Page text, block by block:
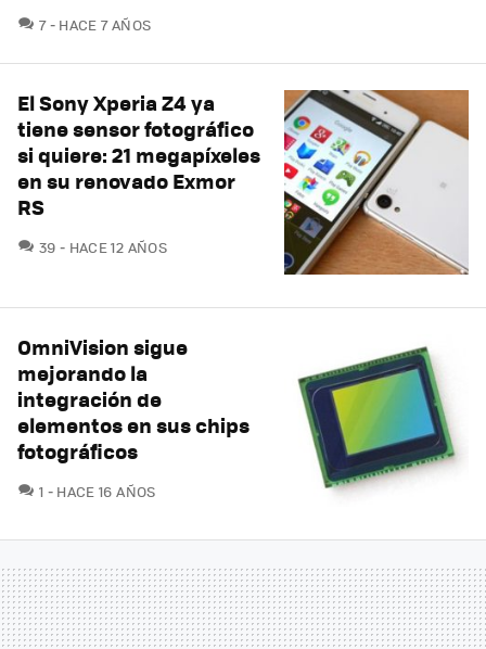
7COMENTARIOS
HACE 7 AÑOS
El Sony Xperia Z4 ya
tiene sensor fotográfico
si quiere: 21 megapíxeles
en su renovado Exmor
RS
39 COMENTARIOS
HACE 12 AÑOS
OmniVision sigue
mejorando la
integración de
elementos en sus chips
fotográficos
1 COMENTARIOS
HACE 16 AÑOS